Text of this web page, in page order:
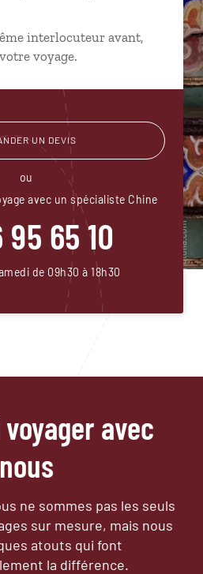
interlocuteur avant,
voyage.
UN DEVIS
ou
avec un spécialiste Chine
95 65 10
de 09h30 à 18h30
avec
nous
ne sommes pas les seuls
sur mesure, mais nous
atouts qui font
la différence.